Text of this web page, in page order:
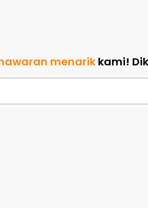
menarik kami!